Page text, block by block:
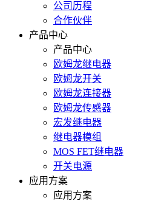
公司历程
合作伙伴
产品中心
产品中心
欧姆龙继电器
欧姆龙开关
欧姆龙连接器
欧姆龙传感器
宏发继电器
继电器模组
MOS FET继电器
开关电源
应用方案
应用方案